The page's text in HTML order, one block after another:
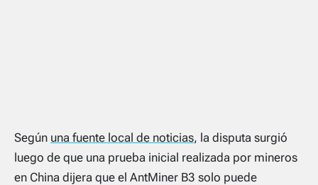
Según una fuente local de noticias, la disputa surgió
luego de que una prueba inicial realizada por mineros
en China dijera que el AntMiner B3 solo puede